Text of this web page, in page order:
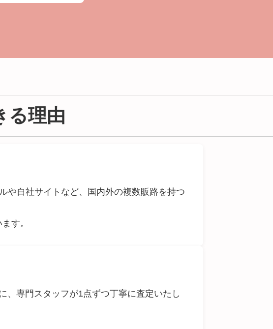
る理由
や自社サイトなど、国内外の複数販路を持つ
す。
、専門スタッフが1点ずつ丁寧に査定いたし